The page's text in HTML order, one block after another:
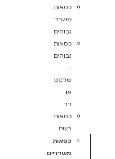
כסאות
משרד
גבוהים
כסאות
גבוהים
–
שרטט
או
בר
כסאות
רשת
כסאות
משרדיים